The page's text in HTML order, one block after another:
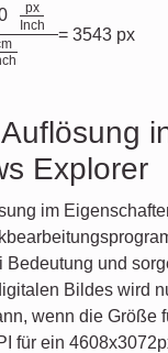
px
Inch
= 3543 px
Explorer
im
und
Bildes wird
wenn die Größe
für ein